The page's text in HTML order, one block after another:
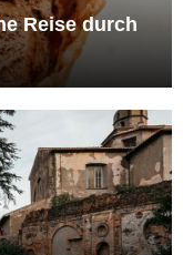
Reise durch